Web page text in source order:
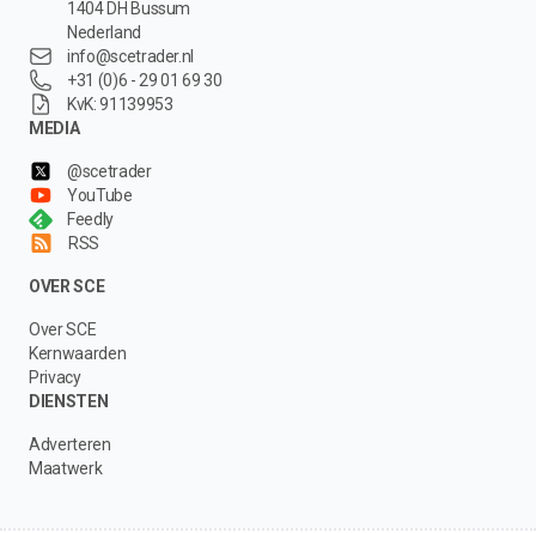
1404 DH Bussum
Nederland
info@scetrader.nl
+31 (0)6 - 29 01 69 30
KvK: 91139953
MEDIA
@scetrader
YouTube
Feedly
RSS
OVER SCE
Over SCE
Kernwaarden
Privacy
DIENSTEN
Adverteren
Maatwerk